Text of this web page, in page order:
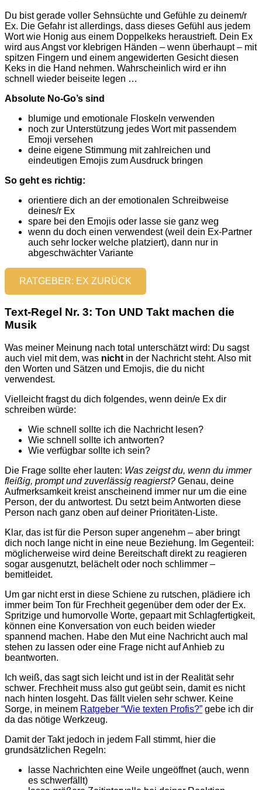
Du bist gerade voller Sehnsüchte und Gefühle zu deinem/r
Ex. Die Gefahr ist allerdings, dass dieses Gefühl aus jedem
Wort wie Honig aus einem Doppelkeks heraustrieft. Dein Ex
wird aus Angst vor klebrigen Händen – wenn überhaupt – mit
spitzen Fingern und einem angewiderten Gesicht diesen
Keks in die Hand nehmen. Wahrscheinlich wird er ihn
schnell wieder beiseite legen …
Absolute No-Go’s sind
blumige und emotionale Floskeln verwenden
noch zur Unterstützung jedes Wort mit passendem
Emoji versehen
deine eigene Stimmung mit zahlreichen und
eindeutigen Emojis zum Ausdruck bringen
So geht es richtig:
orientiere dich an der emotionalen Schreibweise
deines/r Ex
spare bei den Emojis oder lasse sie ganz weg
wenn du doch einen verwendest (weil dein Ex-Partner
auch sehr locker welche platziert), dann nur in
abgeschwächter Variante
RATGEBER: EX ZURÜCK
Text-Regel Nr. 3: Ton UND Takt machen die
Musik
Was meiner Meinung nach total unterschätzt wird: Du sagst
auch viel mit dem, was nicht in der Nachricht steht. Also mit
den Worten und Sätzen und Emojis, die du nicht
verwendest.
Vielleicht fragst du dich folgendes, wenn dein/e Ex dir
schreiben würde:
Wie schnell sollte ich die Nachricht lesen?
Wie schnell sollte ich antworten?
Wie verfügbar sollte ich sein?
Die Frage sollte eher lauten: Was zeigst du, wenn du immer
fleißig, prompt und zuverlässig reagierst? Genau, deine
Aufmerksamkeit kreist anscheinend immer nur um die eine
Person, der du antwortest. Du setzt beim Antworten diese
Person nach ganz oben auf deiner Prioritäten-Liste.
Klar, das ist für die Person super angenehm – aber bringt
dich noch lange nicht in eine neue Beziehung. Im Gegenteil:
möglicherweise wird deine Bereitschaft direkt zu reagieren
sogar ausgenutzt, belächelt oder noch schlimmer –
bemitleidet.
Um gar nicht erst in diese Schiene zu rutschen, plädiere ich
immer beim Ton für Frechheit gegenüber dem oder der Ex.
Spritzige und humorvolle Worte, gepaart mit Schlagfertigkeit,
können eine Konversation von euch beiden wieder
spannend machen. Habe den Mut eine Nachricht auch mal
stehen zu lassen oder eine Frage nicht auf Anhieb zu
beantworten.
Ich weiß, das sagt sich leicht und ist in der Realität sehr
schwer. Frechheit muss also gut geübt sein, damit es nicht
nach hinten losgeht. Das fällt vielen sehr schwer. Keine
Sorge, in meinem Ratgeber “Wie texten Profis?” gebe ich dir
da das nötige Werkzeug.
Damit der Takt jedoch in jedem Fall stimmt, hier die
grundsätzlichen Regeln:
lasse Nachrichten eine Weile ungeöffnet (auch, wenn
es schwerfällt)